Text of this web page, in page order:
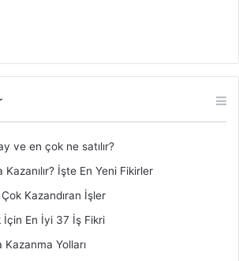
ve en çok ne satılır?
Kazanılır? İşte En Yeni Fikirler
Kazandıran İşler
İçin En İyi 37 İş Fikri
Yolları